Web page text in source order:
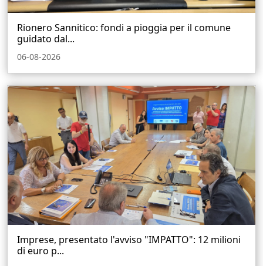
Rionero Sannitico: fondi a pioggia per il comune
guidato dal...
06-08-2026
Imprese, presentato l'avviso "IMPATTO": 12 milioni
di euro p...